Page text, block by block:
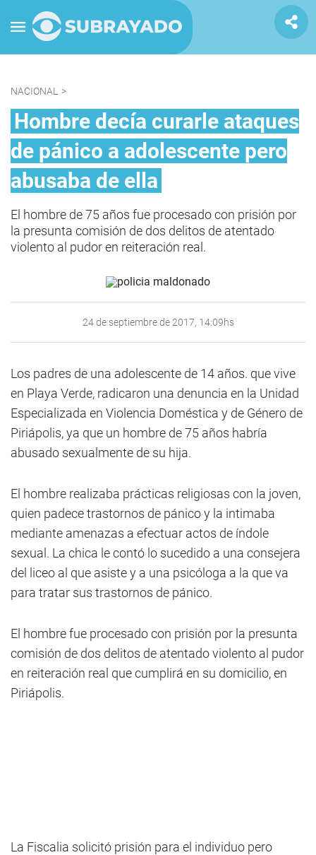
NACIONAL >
Hombre decía curarle ataques
de pánico a adolescente pero
abusaba de ella
El hombre de 75 años fue procesado con prisión por
la presunta comisión de dos delitos de atentado
violento al pudor en reiteración real.
24 de septiembre de 2017, 14:09hs
Los padres de una adolescente de 14 años. que vive
en Playa Verde, radicaron una denuncia en la Unidad
Especializada en Violencia Doméstica y de Género de
Piriápolis, ya que un hombre de 75 años habría
abusado sexualmente de su hija.
El hombre realizaba prácticas religiosas con la joven,
quien padece trastornos de pánico y la intimaba
mediante amenazas a efectuar actos de índole
sexual. La chica le contó lo sucedido a una consejera
del liceo al que asiste y a una psicóloga a la que va
para tratar sus trastornos de pánico.
El hombre fue procesado con prisión por la presunta
comisión de dos delitos de atentado violento al pudor
en reiteración real que cumplirá en su domicilio, en
Piriápolis.
La Fiscalia solicitó prisión para el individuo pero